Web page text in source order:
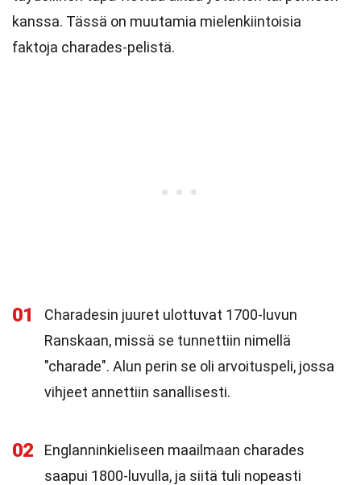
kanssa. Tässä on muutamia mielenkiintoisia
faktoja charades-pelistä.
01
Charadesin juuret ulottuvat 1700-luvun
Ranskaan, missä se tunnettiin nimellä
"charade". Alun perin se oli arvoituspeli, jossa
vihjeet annettiin sanallisesti.
02
Englanninkieliseen maailmaan charades
saapui 1800-luvulla, ja siitä tuli nopeasti